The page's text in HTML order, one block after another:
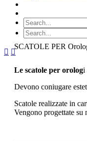
 
SCATOLE PER
Le scatole per orologi
Devono coniugare
Scatole realizzate in
Vengono progettate su